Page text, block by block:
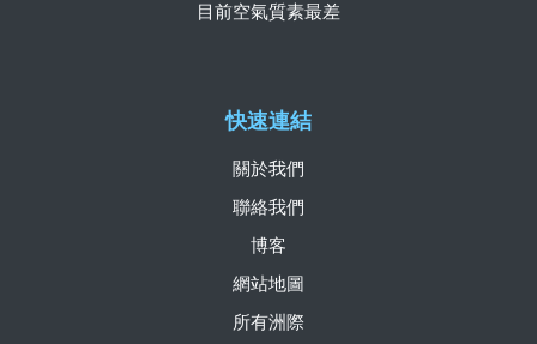
快速連結
關於我們
聯絡我們
博客
網站地圖
所有洲際
目前空氣質素最差